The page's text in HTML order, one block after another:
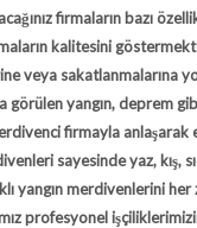
firmaların bazı
kalitesini
veya sakatlanmalarına
görülen yangın, deprem
firmayla anlaşarak
sayesinde yaz, kış,
yangın merdivenlerini
profesyonel